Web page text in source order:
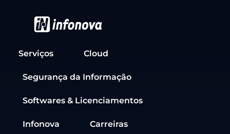
Serviços Cloud
Segurança da Informação
Softwares & Licenciamentos
Infonova Carreiras